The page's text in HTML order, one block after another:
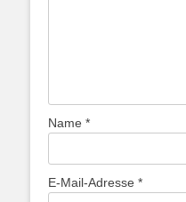
Name *
E-Mail-Adresse *